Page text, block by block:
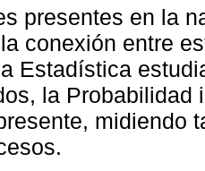
presentes en la
conexión entre
Estadística
la Probabilidad
midiendo